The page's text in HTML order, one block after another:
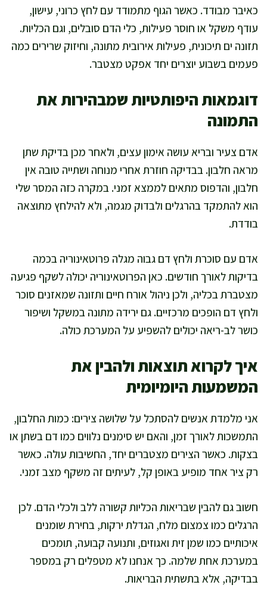
כאיבר מבודד. כאשר הגוף מתמודד עם לחץ כרוני, עישון,
עודף משקל או חוסר פעילות, כלי הדם סובלים, וגם הכליות.
תזונה ים תיכונית, פעילות אירובית מתונה, וחיזוק שרירים כמה
פעמים בשבוע יוצרים יחד אפקט מצטבר.
דוגמאות היפותטיות שמבהירות את
התמונה
אדם צעיר ובריא עושה אימון עצים, ולאחר מכן בדיקת שתן
מראה חלבון. בבדיקה חוזרת אחרי מנוחה ושתייה טובה אין
חלבון, והדפוס מתאים לממצא זמני. במקרה כזה המסר שלי
הוא להתמקד בהרגלים ולבדוק מגמה, ולא להילחץ מתוצאה
בודדת.
אדם עם סוכרת ולחץ דם גבוה מגלה פרוטאינוריה בכמה
בדיקות לאורך חודשים. כאן הפרוטאינוריה יכולה לשקף פגיעה
מצטברת בכליה, ולכן ניהול אורח חיים ותזונה שמאזנים סוכר
ולחץ דם הופכים מרכזיים. גם ירידה מתונה במשקל ושיפור
כושר לב-ריאה יכולים להשפיע על המערכת כולה.
איך לקרוא תוצאות ולהבין את
המשמעות היומיומית
אני מלמדת אנשים להסתכל על שלושה צירים: כמות החלבון,
התמשכות לאורך זמן, והאם יש סימנים נלווים כמו דם בשתן או
בצקות. כאשר הצירים מצטברים יחד, החשיבות עולה. כאשר
רק ציר אחד מופיע באופן קל, לעיתים זה משקף מצב זמני.
חשוב גם להבין שבריאות הכליות קשורה ללב ולכלי הדם. לכן
הרגלים כמו צמצום מלח, הגדלת ירקות, בחירת שומנים
איכותיים כמו שמן זית ואגוזים, ותנועה קבועה, תומכים
במערכת אחת שלמה. כך אנחנו לא מטפלים רק במספר
בבדיקה, אלא בתשתית הבריאות.